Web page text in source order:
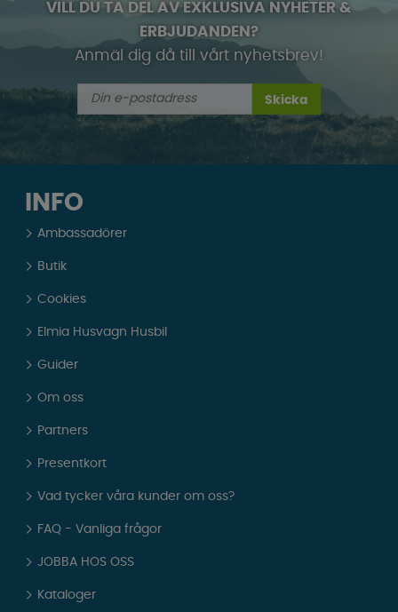
VILL DU TA DEL AV EXKLUSIVA NYHETER &
ERBJUDANDEN?
Anmäl dig då till vårt nyhetsbrev!
Skicka
INFO
Ambassadörer
Butik
Cookies
Elmia Husvagn Husbil
Guider
Om oss
Partners
Presentkort
Vad tycker våra kunder om oss?
FAQ - Vanliga frågor
JOBBA HOS OSS
Kataloger